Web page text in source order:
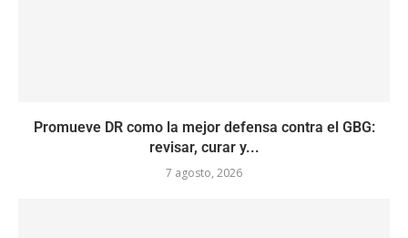
Promueve DR como la mejor defensa contra el GBG:
revisar, curar y...
7 agosto, 2026